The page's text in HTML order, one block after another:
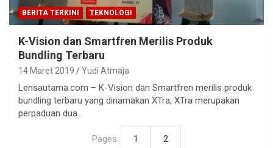
BERITA TERKINI TEKNOLOGI
K-Vision dan Smartfren Merilis Produk
Bundling Terbaru
14 Maret 2019 Yudi Atmaja
Lensautama.com – K-Vision dan Smartfren merilis produk
bundling terbaru yang dinamakan XTra, XTra merupakan
perpaduan dua…
Pages: 1 2